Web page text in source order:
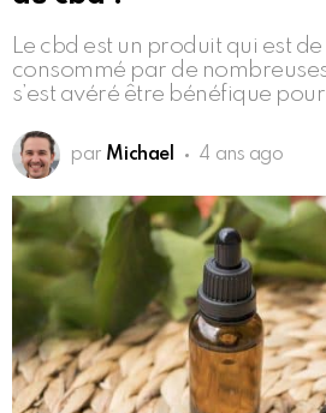
Le cbd est un produit qui est
consommé par de
s’est avéré être bénéfique
par Michael 4 ans ago